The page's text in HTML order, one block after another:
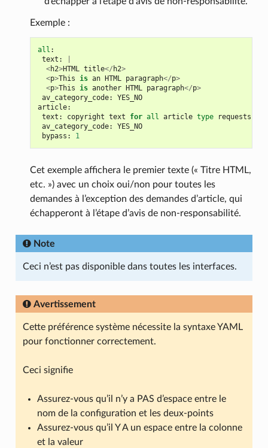
Exemple :
all :
text :
<h2>HTML title</ h2>
<p>This is an HTML paragraph</p>
<p>This is another HTML paragraph</p>
av_category_code:
YES_NO
article:
text : copyright text for all article type
requests
av_category_code:
YES_NO
bypass : 1
Cet exemple affichera le premier texte (« Titre HTML,
etc. ») avec un choix oui/non pour toutes les
demandes à l’exception des demandes d’article, qui
échapperont à l’étape d’avis de non-responsabilité.
Note
Ceci n’est pas disponible dans toutes les interfaces.
Avertissement
Cette préférence système nécessite la syntaxe YAML
pour fonctionner correctement.
Ceci signifie
Assurez-vous qu’il n’y a PAS d’espace entre le
nom de la configuration et les deux-points
Assurez-vous qu’il Y A un espace entre la colonne
et la valeur